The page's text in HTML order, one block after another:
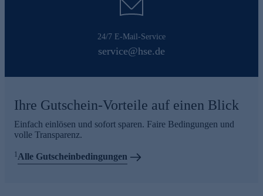
24/7 E-Mail-Service
service@hse.de
Ihre Gutschein-Vorteile auf einen Blick
Einfach einlösen und sofort sparen. Faire Bedingungen und
volle Transparenz.
1Alle Gutscheinbedingungen